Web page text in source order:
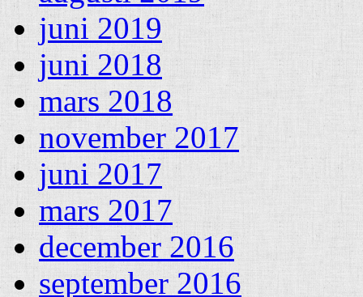
juni 2019
juni 2018
mars 2018
november 2017
juni 2017
mars 2017
december 2016
september 2016